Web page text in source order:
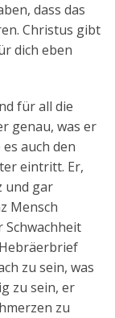
dass das
Christus gibt
dich eben
für all die
genau, was er
auch den
eintritt. Er,
und gar
Mensch
Schwachheit
zu sein, was
zu sein, er
zu